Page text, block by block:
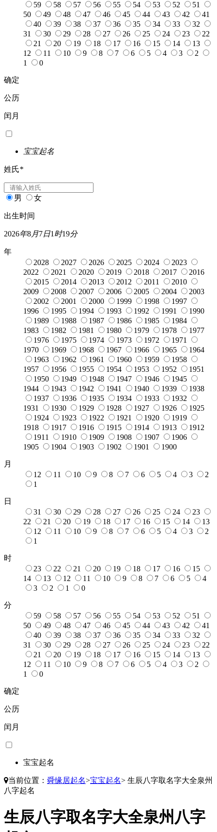
59
58 57 56 55 54 53 52
51
50
49 48 47 46 45 44 43 42
41
40
39 38 37 36 35 34 33
32
31
30 29 28 27 26 25 24 23
22
21
20 19 18 17 16 15 14
13
12
11 10 9 8 7 6 5 4 3
2
1
0
确定
公历
闰月
宝宝起名
姓氏*
男 女
出生时间
2026年8月7日1 时19分
年
2028
2027 2026 2025 2024
2023
2022
2021 2020 2019 2018 2017
2016
2015
2014 2013 2012 2011
2010
2009
2008 2007 2006 2005 2004
2003
2002
2001 2000 1999 1998
1997
1996
1995 1994 1993 1992 1991
1990
1989
1988 1987 1986 1985
1984
1983
1982 1981 1980 1979 1978
1977
1976
1975 1974 1973 1972
1971
1970
1969 1968 1967 1966 1965
1964
1963
1962 1961 1960 1959
1958
1957
1956 1955 1954 1953 1952
1951
1950
1949 1948 1947 1946
1945
1944
1943 1942 1941 1940 1939
1938
1937
1936 1935 1934 1933
1932
1931
1930 1929 1928 1927 1926
1925
1924
1923 1922 1921 1920
1919
1918
1917 1916 1915 1914 1913
1912
1911
1910 1909 1908 1907
1906
1905
1904 1903 1902 1901 1900
月
12
11 10 9 8 7 6 5 4 3
2
1
日
31
30 29 28 27 26 25 24
23
22
21 20 19 18 17 16 15 14
13
12
11 10 9 8 7 6 5 4 3
2
1
时
23
22 21 20 19 18 17 16
15
14
13 12 11 10 9 8 7 6 5
4
3
2 1 0
分
59
58 57 56 55 54 53 52
51
50
49 48 47 46 45 44 43 42
41
40
39 38 37 36 35 34 33
32
31
30 29 28 27 26 25 24 23
22
21
20 19 18 17 16 15 14
13
12
11 10 9 8 7 6 5 4 3
2
1
0
确定
公历
闰月
宝宝起名
当前位置： 舜缘居起名>宝宝起名> 生辰八字取名字大全泉州
八字起名
生辰八字取名字大全泉州八字